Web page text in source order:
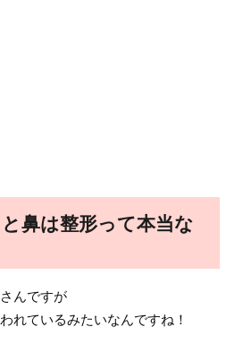
鼻は整形って本当な
んですが
れているみたいなんですね！